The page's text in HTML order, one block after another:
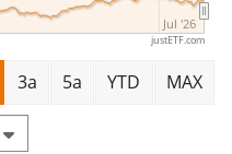
Jul '26
justETF.com
3a 5a YTD MAX